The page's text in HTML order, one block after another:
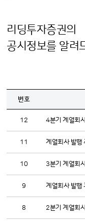
리딩투자증권의
공시정보를 알려
번호
12 4분기 계열회
11 계열회사 발행
10 3분기 계열회
9 계열회사 발행
8 2분기 계열회